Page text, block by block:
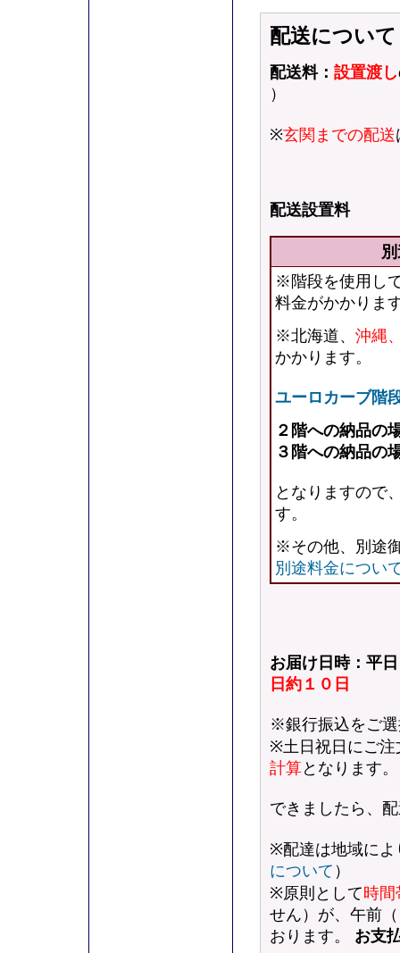
配送について
配送料： 設置渡し
）
※玄関までの配送
配送設置料
※階段を使用し
料金がかかりま
※北海道、 沖縄
かかります。
ユーロカーブ階
２階への納品の
３階への納品の
となりますので
す。
※その他、別途
別途料金につい
お届け日時：平
日約１０日
※銀行振込をご
※土日祝日にご注
計算となります。
できましたら、
※配達は地域によ
について ）
※原則として時間
せん）が、午前
おります。 お支